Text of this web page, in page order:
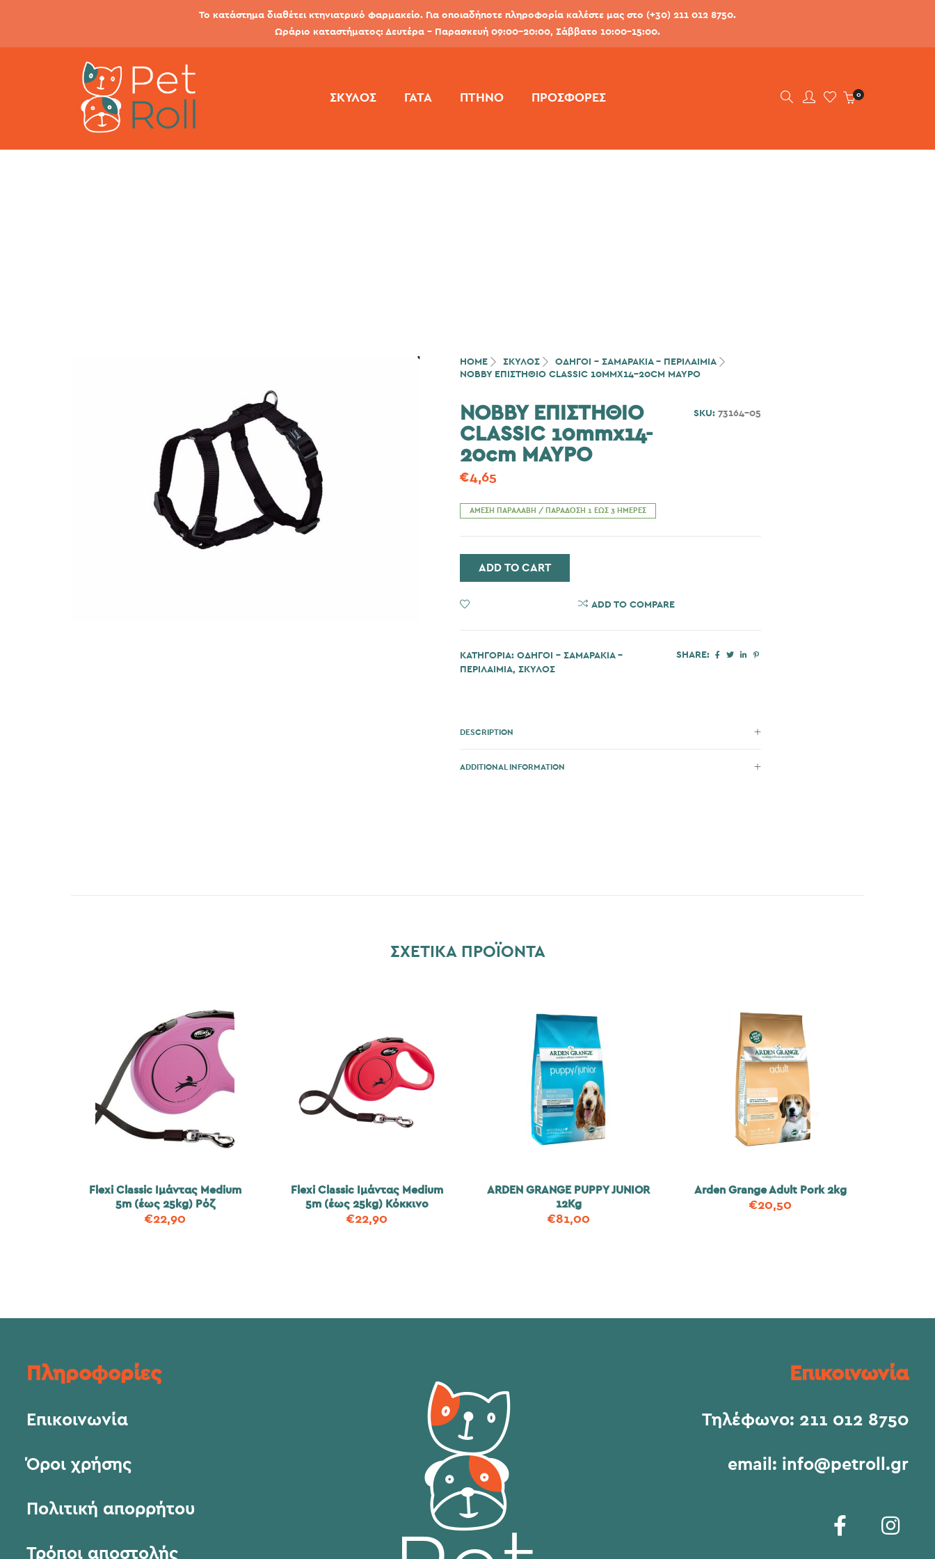
Το κατάστημα διαθέτει κτηνιατρικό φαρμακείο. Για οποιαδήποτε πληροφορία καλέστε μας στο (+30) 211 012 8750.
Ωράριο καταστήματος: Δευτέρα - Παρασκευή 09:00-20:00, Σάββατο 10:00-15:00.
ΣΚΎΛΟΣ ΓΆΤΑ ΠΤΗΝΌ ΠΡΟΣΦΟΡΕΣ 0
HOME ΣΚΎΛΟΣ
ΟΔΗΓΟΙ - ΣΑΜΑΡΑΚΙΑ - ΠΕΡΙΛΑΙΜΙΑ
NOBBY ΕΠΙΣΤΗΘΙΟ CLASSIC 10MMX14-20CM ΜΑΥΡΟ
NOBBY ΕΠΙΣΤΗΘΙΟ
CLASSIC 10mmx14-
20cm ΜΑΥΡΟ
€4,65
SKU: 73164-05
ΆΜΕΣΗ ΠΑΡΑΛΑΒΉ / ΠΑΡΆΔΟΣΗ 1 ΈΩΣ 3 ΗΜΈΡΕΣ
ADD TO CART
ADD TO COMPARE
ΚΑΤΗΓΟΡΊΑ: ΟΔΗΓΟΙ - ΣΑΜΑΡΑΚΙΑ -
ΠΕΡΙΛΑΙΜΙΑ, ΣΚΎΛΟΣ
SHARE:
DESCRIPTION
ADDITIONAL INFORMATION
ΣΧΕΤΙΚΆ ΠΡΟΪΌΝΤΑ
Flexi Classic Ιμάντας Medium
5m (έως 25kg) Ρόζ
€22,90
Flexi Classic Ιμάντας Medium
5m (έως 25kg) Κόκκινο
€22,90
ARDEN GRANGE PUPPY JUNIOR
12Kg
€81,00
Arden Grange Adult Pork 2kg
€20,50
Πληροφορίες
Επικοινωνία
Όροι χρήσης
Πολιτική απορρήτου
Τρόποι αποστολής
Επικοινωνία
Τηλέφωνο: 211 012 8750
email: info@petroll.gr